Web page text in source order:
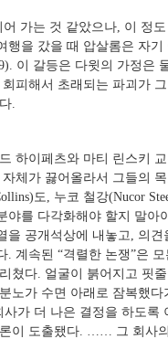
가는 것 같았으나, 이 정
행을 갔을 때 압살롬은 자
이 갈등은 다윗의 가정은
피해서 초래되는 파괴가
.
하이페츠와 마티 린스키
체가 끓어올라서 그들의
도, 누코 철강(Nucor
야를 다각화해야 할지 말
을 공개석상에 내놓고, 의
. 계속된 “격렬한 논쟁”은
쳤다. 얼굴이 붉어지고 핏
노가 수면 아래로 잠복했
가 더 나은 결정을 하도록
이 도출됐다. …… 그 회사